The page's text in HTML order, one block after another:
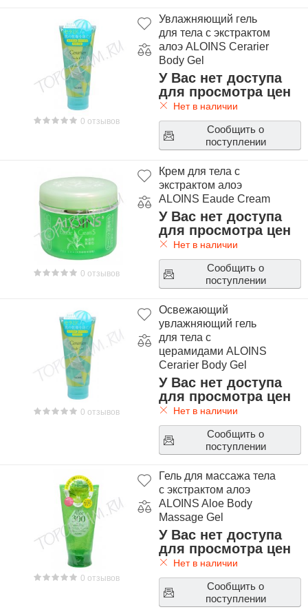
0 отзывов
Увлажняющий гель
для тела с экстрактом
алоэ ALOINS Cerarier
Body Gel
У Вас нет доступа
для просмотра цен
Нет в наличии
Сообщить о
поступлении
0 отзывов
Крем для тела с
экстрактом алоэ
ALOINS Eaude Cream
У Вас нет доступа
для просмотра цен
Нет в наличии
Сообщить о
поступлении
0 отзывов
Освежающий
увлажняющий гель
для тела с
церамидами ALOINS
Cerarier Body Gel
У Вас нет доступа
для просмотра цен
Нет в наличии
Сообщить о
поступлении
0 отзывов
Гель для массажа тела
с экстрактом алоэ
ALOINS Aloe Body
Massage Gel
У Вас нет доступа
для просмотра цен
Нет в наличии
Сообщить о
поступлении